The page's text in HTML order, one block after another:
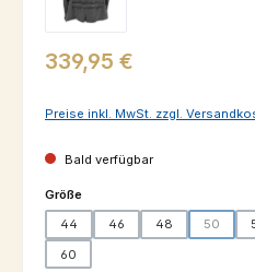
Regulärer Preis:
339,95 €
Preise inkl. MwSt. zzgl.
Bald verfügbar
Größeauswählen
44 46 48 50
60